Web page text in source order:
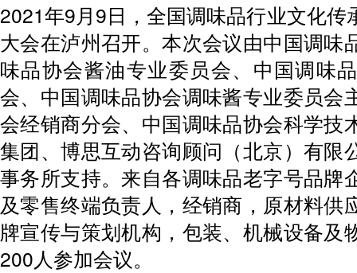
2021年9月9日，全国调味品行业文化传
大会在泸州召开。本次会议由中国调味
味品协会酱油专业委员会、中国调味
会、中国调味品协会调味酱专业委员会
会经销商分会、中国调味品协会科学技
集团、博思互动咨询顾问（北京）有限
事务所支持。来自各调味品老字号品牌
及零售终端负责人，经销商，原材料供
牌宣传与策划机构，包装、机械设备及
200人参加会议。